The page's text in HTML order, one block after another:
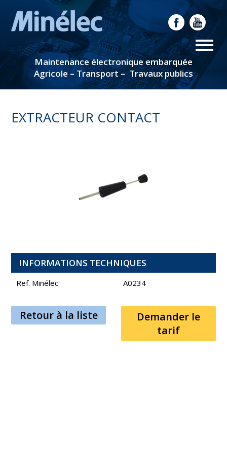
Maintenance électronique embarquée
Agricole – Transport – Travaux publics
EXTRACTEUR CONTACT
INFORMATIONS TECHNIQUES
Ref. Minélec A0234
Retour à la liste
Demander le
tarif